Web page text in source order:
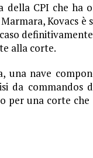
della CPI che ha
Kovacs è
alla corte.
una nave
da commandos
per una corte che